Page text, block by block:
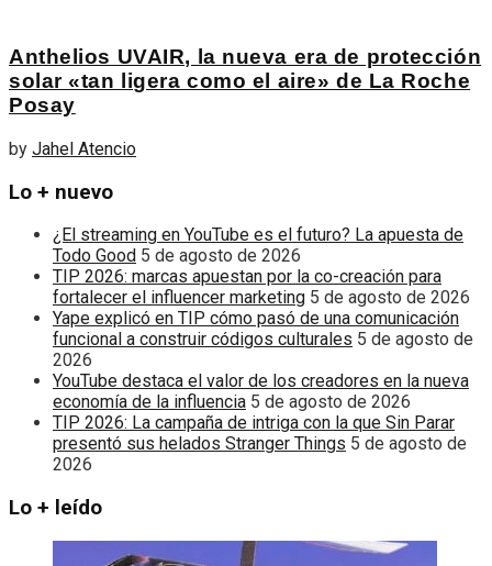
Anthelios UVAIR, la nueva era de protección
solar «tan ligera como el aire» de La Roche
Posay
by Jahel Atencio
Lo + nuevo
¿El streaming en YouTube es el futuro? La apuesta de
Todo Good 5 de agosto de 2026
TIP 2026: marcas apuestan por la co-creación para
fortalecer el influencer marketing 5 de agosto de 2026
Yape explicó en TIP cómo pasó de una comunicación
funcional a construir códigos culturales 5 de agosto de
2026
YouTube destaca el valor de los creadores en la nueva
economía de la influencia 5 de agosto de 2026
TIP 2026: La campaña de intriga con la que Sin Parar
presentó sus helados Stranger Things 5 de agosto de
2026
Lo + leído